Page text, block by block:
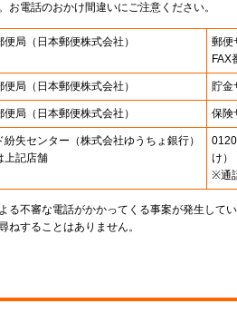
電話のおかけ間違いにご注意ください。
便局 （日本郵便株式会社） 郵便
FAX
便局 （日本郵便株式会社） 貯金
便局 （日本郵便株式会社） 保険
紛失センター （株式会社ゆうちょ銀行）
上記店舗
け）
※通
不審な電話がかかってくる事案が発生してい
ねすることはありません。